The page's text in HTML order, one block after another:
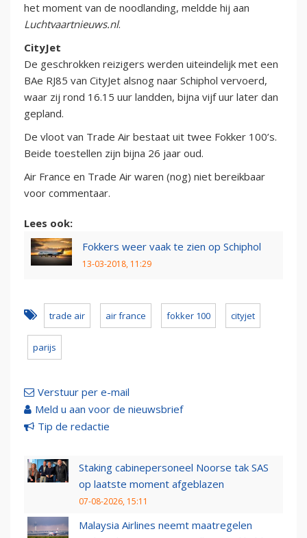
het moment van de noodlanding, meldde hij aan
Luchtvaartnieuws.nl.
CityJet
De geschrokken reizigers werden uiteindelijk met een
BAe RJ85 van CityJet alsnog naar Schiphol vervoerd,
waar zij rond 16.15 uur landden, bijna vijf uur later dan
gepland.
De vloot van Trade Air bestaat uit twee Fokker 100’s.
Beide toestellen zijn bijna 26 jaar oud.
Air France en Trade Air waren (nog) niet bereikbaar
voor commentaar.
Lees ook:
Fokkers weer vaak te zien op Schiphol
13-03-2018, 11:29
trade air air france fokker 100 cityjet
parijs
Verstuur per e-mail
Meld u aan voor de nieuwsbrief
Tip de redactie
Staking cabinepersoneel Noorse tak SAS
op laatste moment afgeblazen
07-08-2026, 15:11
Malaysia Airlines neemt maatregelen